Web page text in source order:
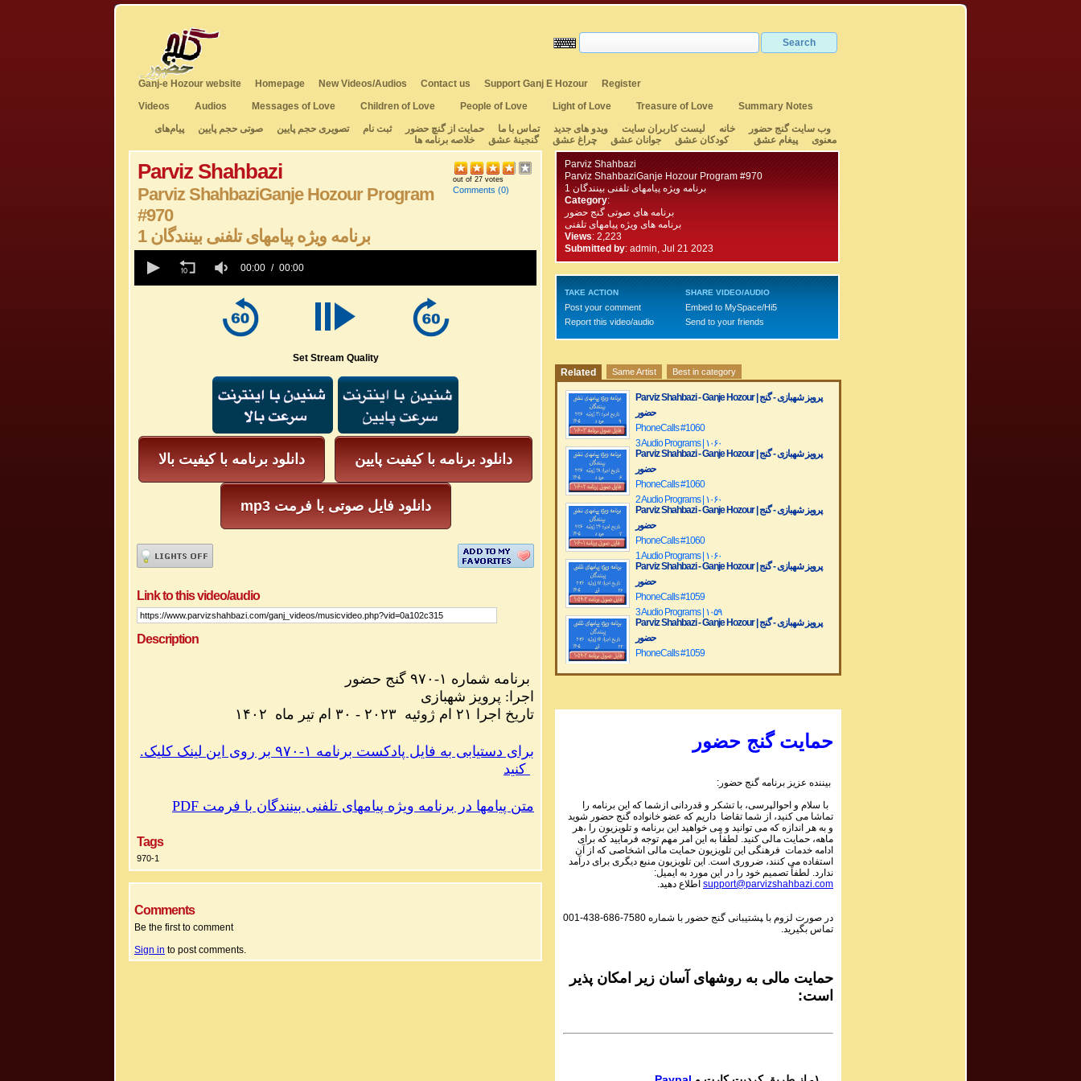
Ganj-e Hozour website Homepage New Videos/Audios Contact us Support Ganj E Hozour
Register
Videos
Audios Messages of Love Children of Love People of Love Light of Love Treasure of Love
Summary Notes
وب سایت گنج حضور
خانه لیست کاربران سایت ویدو های جدید تماس با ما حمایت از گنچ حضور ثبت نام تصویری حجم پایین صوتی حجم پایین
پیام‌های
معنوی
پیغام عشق کودکان عشق جوانان عشق چراغ عشق گنجینهٔ عشق خلاصه برنامه ها
Parviz Shahbazi
Parviz ShahbaziGanje Hozour Program
#970
1 برنامه ویژه پیامهای تلفنی بینندگان
out of 27 votes
Comments (0)
seconds
00:00 00:00
Set Stream Quality
دانلود برنامه با کیفیت بالا دانلود برنامه با کیفیت پایین
mp3 دانلود فایل صوتی با فرمت
Link to this video/audio
Description
برنامه شماره ۱ - ۹۷۰ گنج حضور
اجرا: پرویز شهبازی
تاریخ اجرا ۲۱ ام ژوئیه -
.برای دستیابی به فایل پادکست برنامه ۱ -
۹۷۰ بر روی این لینک کلیک
PDF متن پیامها در برنامه ویژه پیامهای تلفنی بینندگان با فرمت
Tags
970-1
Comments
Be the first to comment
Sign in to post comments.
Parviz Shahbazi
Parviz ShahbaziGanje Hozour Program #970
1 برنامه ویژه پیامهای تلفنی بینندگان
Category:
برنامه های صوتی گنج حضور
برنامه های ویژه پیامهای تلفنی
Views: 2,223
Submitted by: admin, Jul 21 2023
TAKE ACTION
Post your comment
Report this video/audio
SHARE VIDEO/AUDIO
Embed to MySpace/Hi5
Send to your friends
Related Same Artist Best in category
Parviz Shahbazi - Ganje Hozour | پرویز شهبازی - گنج
حضور
PhoneCalls #1060
3 Audio Programs | ۱۰۶۰
Parviz Shahbazi - Ganje Hozour | پرویز شهبازی - گنج
حضور
PhoneCalls #1060
2 Audio Programs | ۱۰۶۰
Parviz Shahbazi - Ganje Hozour | پرویز شهبازی - گنج
حضور
PhoneCalls #1060
1 Audio Programs | ۱۰۶۰
Parviz Shahbazi - Ganje Hozour | پرویز شهبازی - گنج
حضور
PhoneCalls #1059
3 Audio Programs | ۱۰۵۹
Parviz Shahbazi - Ganje Hozour | پرویز شهبازی - گنج
حضور
PhoneCalls #1059
Parviz Shahbazi - Ganje Hozour | پرویز شهبازی - گنج
PhoneCalls #1059
3 Audio Programs | ۱۰۵۸
Parviz Shahbazi - Ganje Hozour | پرویز شهبازی - گنج
حضور
PhoneCalls #1058
2 Audio Programs | ۱۰۵۸
Parviz Shahbazi - Ganje Hozour | پرویز شهبازی - گنج
حضور
PhoneCalls #1058
حضور
حضور
حضور
Parviz Shahbazi - Ganje Hozour | پرویز شهبازی - گنج
حمایت گنج حضور
بیننده عزیز برنامه گنج حضور:
با سلام و احوالپرسی، با تشکر و قدردانی ازشما که این برنامه را
تماشا می کنید، از شما تقاضا داریم که عضو خانواده گنج حضور شوید
و به هر اندازه که می توانید و می خواهید این برنامه و تلویزیون را ،هر
ماهه، حمایت مالی کنید. لطفاً به این امر مهم توجه فرمایید که برای
ادامه خدمات فرهنگی این تلویزیون حمایت مالی اشخاصی که از آن
استفاده می کنند، ضروری است. این تلویزیون منبع دیگری برای درآمد
ندارد. لطفاً تصمیم خود را در این مورد به ایمیل:
support@parvizshahbazi.com اطلاع دهید.
در صورت لزوم با ‍پشتیبانی گنج حضور با شماره 001-438-686-7580
تماس بگیرید.
حمایت مالی به روشهای آسان زیر امکان پذیر
است: